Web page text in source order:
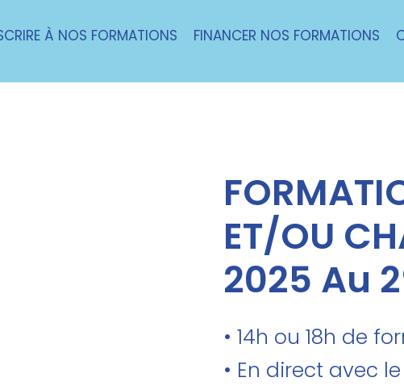
À NOS FORMATIONS FINANCER NOS FORMATIONS
ET/OU
2025 Au
• 14h ou 18h de
• En direct avec